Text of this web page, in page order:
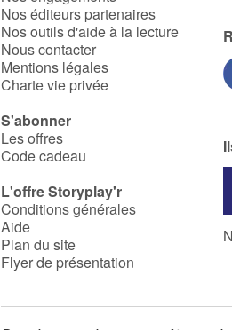
Nos éditeurs partenaires
Nos outils d'aide à la lecture
Nous contacter
Mentions légales
Charte vie privée
S'abonner
Les offres
Code cadeau
L'offre Storyplay'r
Conditions générales
Aide
Plan du site
Flyer de présentation